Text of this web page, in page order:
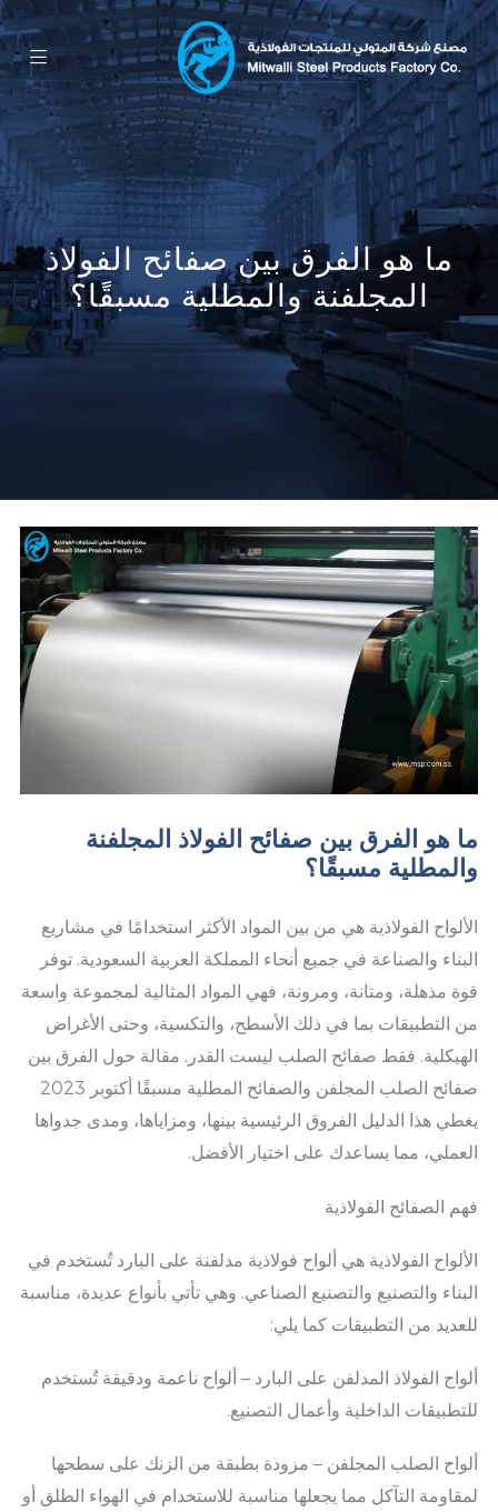
ما هو الفرق بين صفائح الفولاذ
المجلفنة والمطلية مسبقًا؟
ما هو الفرق بين صفائح الفولاذ المجلفنة
والمطلية مسبقًا؟
الألواح الفولاذية هي من بين المواد الأكثر استخدامًا في مشاريع
البناء والصناعة في جميع أنحاء المملكة العربية السعودية. توفر
قوة مذهلة، ومتانة، ومرونة، فهي المواد المثالية لمجموعة واسعة
من التطبيقات بما في ذلك الأسطح، والتكسية، وحتى الأغراض
الهيكلية. فقط صفائح الصلب ليست القدر. مقالة حول الفرق بين
صفائح الصلب المجلفن والصفائح المطلية مسبقًا أكتوبر 2023
يغطي هذا الدليل الفروق الرئيسية بينها، ومزاياها، ومدى جدواها
العملي، مما يساعدك على اختيار الأفضل.
فهم الصفائح الفولاذية
الألواح الفولاذية هي ألواح فولاذية مدلفنة على البارد تُستخدم في
البناء والتصنيع والتصنيع الصناعي. وهي تأتي بأنواع عديدة، مناسبة
للعديد من التطبيقات كما يلي:
ألواح الفولاذ المدلفن على البارد – ألواح ناعمة ودقيقة تُستخدم
للتطبيقات الداخلية وأعمال التصنيع.
ألواح الصلب المجلفن – مزودة بطبقة من الزنك على سطحها
لمقاومة التآكل مما يجعلها مناسبة للاستخدام في الهواء الطلق أو